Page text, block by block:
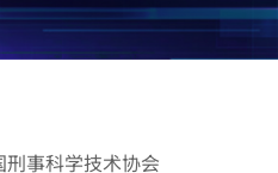
刑事科学技术协会